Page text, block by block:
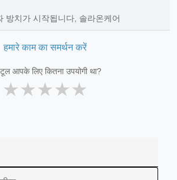
방치가 시작됩니다, 솔라온케어
हमारे काम का समर्थन करें
आपके लिए कितना उपयोगी था?
★★★★★